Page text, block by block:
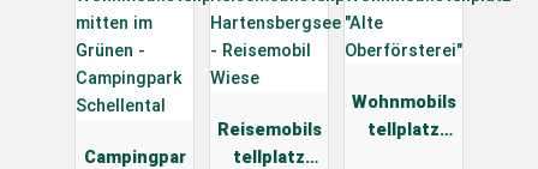
Campingpar
Reisemobils
tellplatz
Wohnmobils
tellplatz